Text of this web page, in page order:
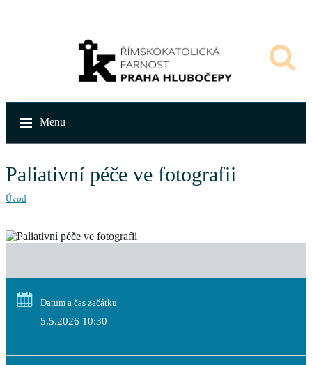
Menu
Paliativní péče ve fotografii
Úvod
Datum a čas začátku
5.5.2026 10:30